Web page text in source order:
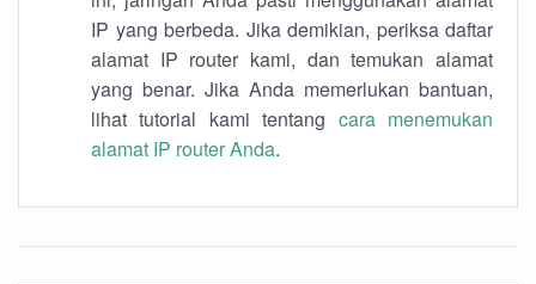
IP yang berbeda. Jika demikian, periksa daftar
alamat IP router kami, dan temukan alamat
yang benar. Jika Anda memerlukan bantuan,
lihat tutorial kami tentang cara menemukan
alamat IP router Anda.